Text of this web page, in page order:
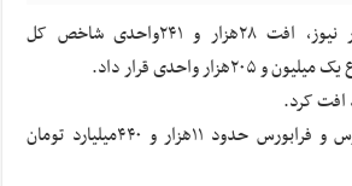
به گزارش کسب و کار نیوز، افت ۲۸هزار و ۲۴۱واحدی شاخص کل
ارزش معاملات خرد بورس و فرابورس حدود ۱۱هزار و ۴۴۰میلیارد تومان